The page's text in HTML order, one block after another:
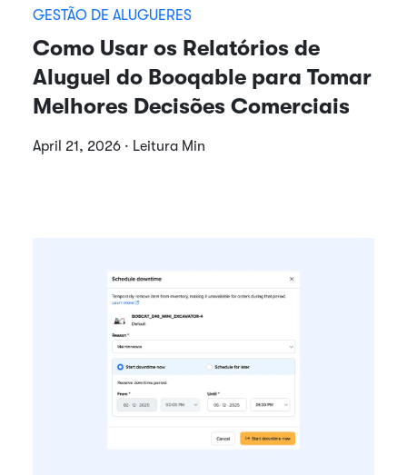
GESTÃO DE ALUGUERES
Como Usar os Relatórios de
Aluguel do Booqable para Tomar
Melhores Decisões Comerciais
April 21, 2026 · Leitura Min